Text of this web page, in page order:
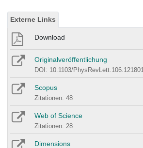
Externe Links
Download
Originalveröffentlichung
DOI: 10.1103/PhysRevLett.106.121801
Scopus
Zitationen: 48
Web of Science
Zitationen: 28
Dimensions